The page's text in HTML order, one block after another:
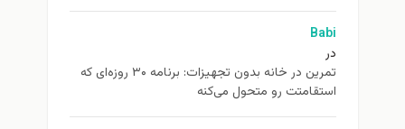
Babi
در
تمرین در خانه بدون تجهیزات: برنامه ۳۰ روزه‌ای که
استقامتت رو متحول می‌کنه